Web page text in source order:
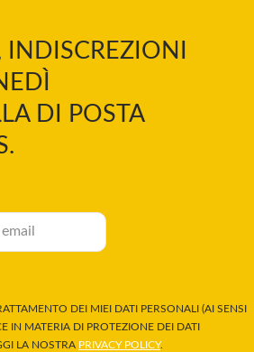
DI POSTA
DEI MIEI DATI PERSONALI (AI SENSI
IN MATERIA DI PROTEZIONE DEI DATI
LA NOSTRA PRIVACY POLICY.